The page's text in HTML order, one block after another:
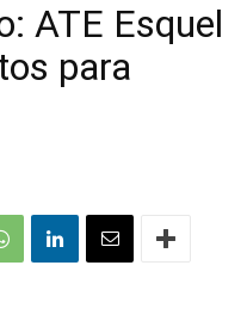
ATE Esquel
para